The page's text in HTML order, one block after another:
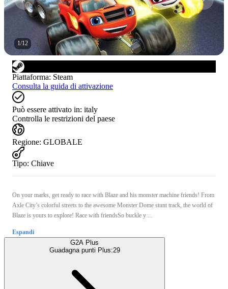
1/12
Piattaforma: Steam
Consulta la guida di attivazione
Può essere attivato in: italy
Controlla le restrizioni del paese
Regione: GLOBALE
Tipo: Chiave
On your marks, get ready to race with Blaze and his monster machine friends! From
Axle City’s colorful streets to the awesome Monster Dome stunt track, the world of
Blaze is yours to explore! Race with friendsSo buckle y ...
Espandi
G2A Plus
Guadagna punti Plus:29